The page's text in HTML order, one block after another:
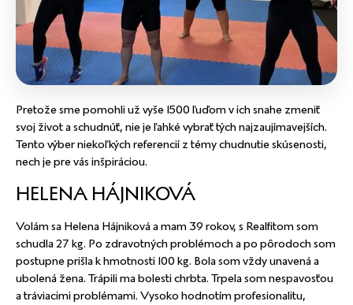
Pretože sme pomohli už vyše 1500 ľuďom v ich snahe zmeniť
svoj život a schudnúť, nie je ľahké vybrať tých najzaujímavejších.
Tento výber niekoľkých referencií z témy chudnutie skúsenosti,
nech je pre vás inšpiráciou.
HELENA HÁJNIKOVÁ
Volám sa Helena Hájniková a mam 39 rokov, s Realfitom som
schudla 27 kg. Po zdravotných problémoch a po pôrodoch som
postupne prišla k hmotnosti 100 kg. Bola som vždy unavená a
ubolená žena. Trápili ma bolesti chrbta. Trpela som nespavosťou
a tráviacimi problémami. Vysoko hodnotím profesionalitu,